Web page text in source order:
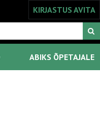
KIRJASTUS AVITA
ABIKS ÕPETAJALE